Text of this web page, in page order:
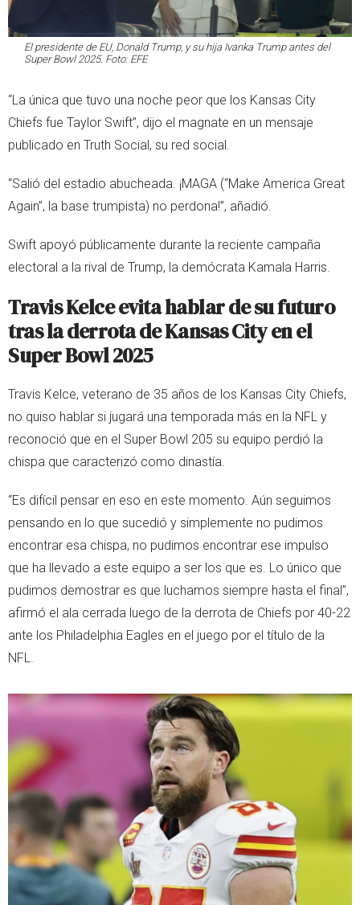
El presidente de EU, Donald Trump, y su hija Ivanka Trump antes del
Super Bowl 2025. Foto: EFE
“La única que tuvo una noche peor que los Kansas City
Chiefs fue Taylor Swift”, dijo el magnate en un mensaje
publicado en Truth Social, su red social.
“Salió del estadio abucheada. ¡MAGA (“Make America Great
Again”, la base trumpista) no perdona!”, añadió.
Swift apoyó públicamente durante la reciente campaña
electoral a la rival de Trump, la demócrata Kamala Harris.
Travis Kelce evita hablar de su futuro
tras la derrota de Kansas City en el
Super Bowl 2025
Travis Kelce, veterano de 35 años de los Kansas City Chiefs,
no quiso hablar si jugará una temporada más en la NFL y
reconoció que en el Super Bowl 205 su equipo perdió la
chispa que caracterizó como dinastía.
“Es difícil pensar en eso en este momento. Aún seguimos
pensando en lo que sucedió y simplemente no pudimos
encontrar esa chispa, no pudimos encontrar ese impulso
que ha llevado a este equipo a ser los que es. Lo único que
pudimos demostrar es que luchamos siempre hasta el final”,
afirmó el ala cerrada luego de la derrota de Chiefs por 40-22
ante los Philadelphia Eagles en el juego por el título de la
NFL.